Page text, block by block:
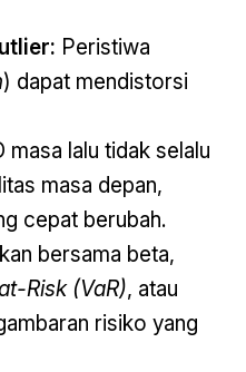
Peristiwa
) dapat mendistorsi
masa lalu tidak selalu
masa depan,
cepat berubah.
bersama beta,
Risk (VaR), atau
risiko yang